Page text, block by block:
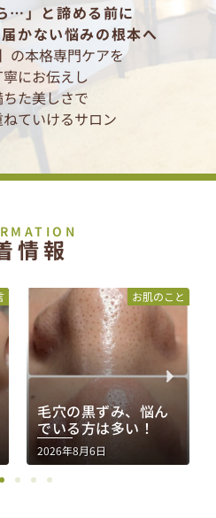
…」と諦める前に
かない悩みの根本へ
の本格専門ケアを
にお伝えし
た美しさで
ていけるサロン
情報
お肌のこと
毛穴の黒ずみ、悩ん
でいる方は多い！
2026年8月6日